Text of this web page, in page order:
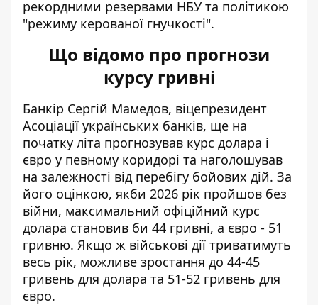
рекордними резервами НБУ та політикою
"режиму керованої гнучкості".
Що відомо про прогнози
курсу гривні
Банкір Сергій Мамедов, віцепрезидент
Асоціації українських банків, ще на
початку літа прогнозував курс долара і
євро у певному коридорі та наголошував
на залежності від перебігу бойових дій. За
його оцінкою, якби 2026 рік пройшов без
війни, максимальний офіційний курс
долара становив би 44 гривні, а євро - 51
гривню. Якщо ж військові дії триватимуть
весь рік, можливе зростання до 44-45
гривень для долара та 51-52 гривень для
євро.